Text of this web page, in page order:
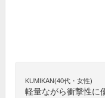
KUMIKAN(40代・女性)
軽量ながら衝撃性に